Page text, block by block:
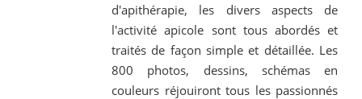
d'apithérapie, les divers aspects de
l'activité apicole sont tous abordés et
traités de façon simple et détaillée. Les
800 photos, dessins, schémas en
couleurs réjouiront tous les passionnés